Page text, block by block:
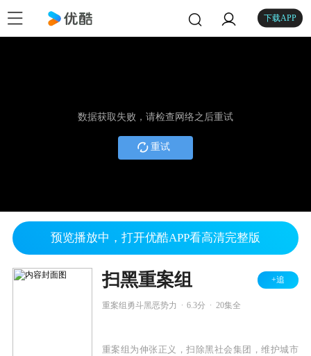
下载APP
数据获取失败，请检查网络之后重试
重试
预览播放中，打开优酷APP看高清完整版
扫黑重案组 +追
重案组勇斗黑恶势力 6.3分 20集全
重案组为伸张正义，扫除黑社会集团，维护城市